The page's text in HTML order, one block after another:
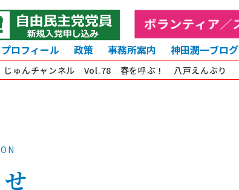
プロフィール 政策 事務所案内 神田潤一ブログ
じゅんチャンネル Vol.78 春を呼ぶ！ 八戸えんぶり